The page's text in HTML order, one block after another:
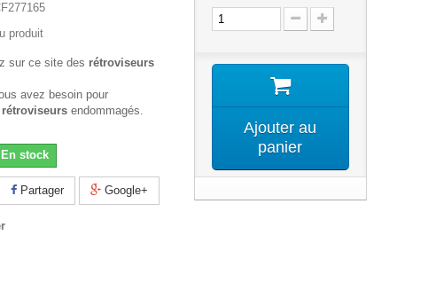
produit
sur ce site des rétroviseurs
avez besoin pour
rétroviseurs endommagés.
En stock
Partager Google+
Ajouter au
panier